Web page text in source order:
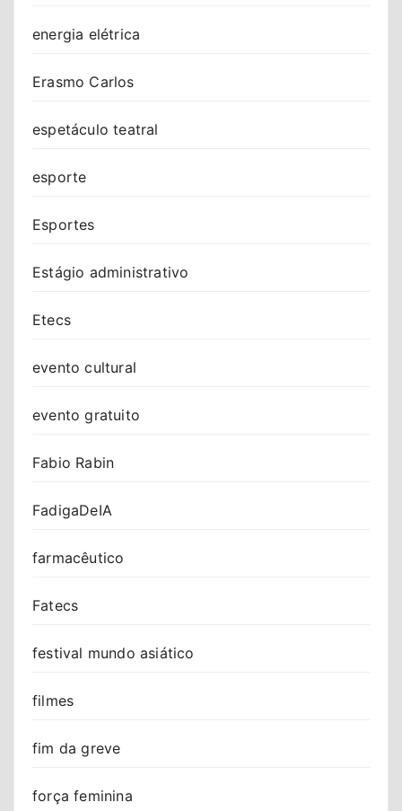
energia elétrica
Erasmo Carlos
espetáculo teatral
esporte
Esportes
Estágio administrativo
Etecs
evento cultural
evento gratuito
Fabio Rabin
FadigaDeIA
farmacêutico
Fatecs
festival mundo asiático
filmes
fim da greve
força feminina